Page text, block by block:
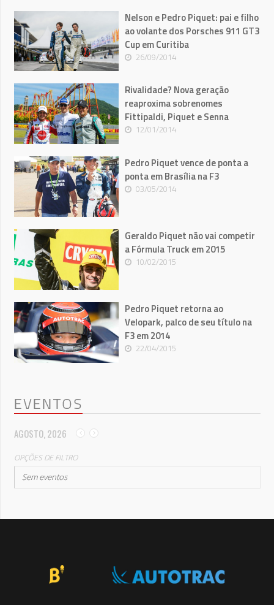
Nelson e Pedro Piquet: pai e filho
ao volante dos Porsches 911 GT3
Cup em Curitiba
26/09/2014
Rivalidade? Nova geração
reaproxima sobrenomes
Fittipaldi, Piquet e Senna
12/01/2014
Pedro Piquet vence de ponta a
ponta em Brasília na F3
03/05/2014
Geraldo Piquet não vai competir
a Fórmula Truck em 2015
10/02/2015
Pedro Piquet retorna ao
Velopark, palco de seu título na
F3 em 2014
22/04/2015
EVENTOS
AGOSTO, 2026
OPÇÕES DE FILTRO
Sem eventos